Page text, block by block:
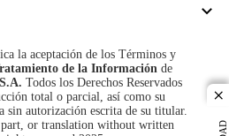
la aceptación de los Términos y
de la Información de
Todos los Derechos Reservados
total o parcial, así como su
sin autorización escrita de su titular.
or translation without written